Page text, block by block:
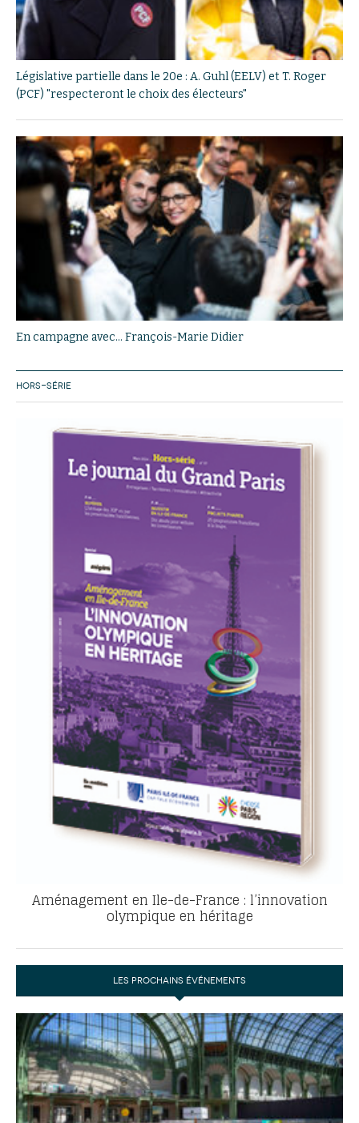
Législative partielle dans le 20e : A. Guhl (EELV) et T. Roger
(PCF) "respecteront le choix des électeurs"
En campagne avec… François-Marie Didier
HORS-SÉRIE
Aménagement en Ile-de-France : l’innovation
olympique en héritage
LES PROCHAINS ÉVÉNEMENTS